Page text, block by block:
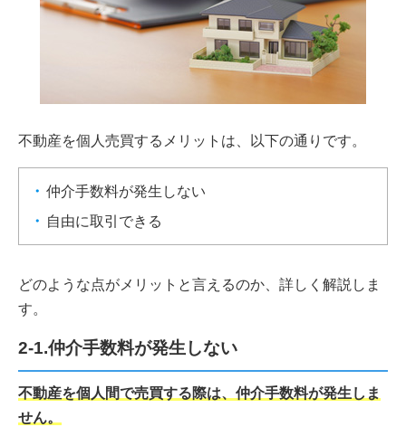
不動産を個人売買するメリットは、以下の通りです。
仲介手数料が発生しない
自由に取引できる
どのような点がメリットと言えるのか、詳しく解説しま
す。
2-1.仲介手数料が発生しない
不動産を個人間で売買する際は、仲介手数料が発生しま
せん。